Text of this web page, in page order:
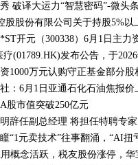
破译大运力“智慧密码”-微头条
股股份有限公司关于持股5%
开元（300338）6月1日主力
(01789.HK)发布公告，于
1000万元认购守正基金部分股
：6月1日亚通石化石油焦报价
股市值突破250亿元
辞任副总经理 将担任特聘专
“1元卖技术”往事翻涌，“AI扭
概念活跃，税友股份涨停，华